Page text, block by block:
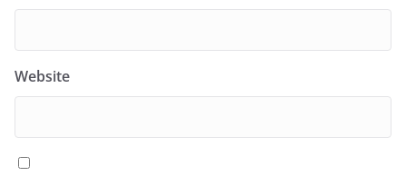
Website